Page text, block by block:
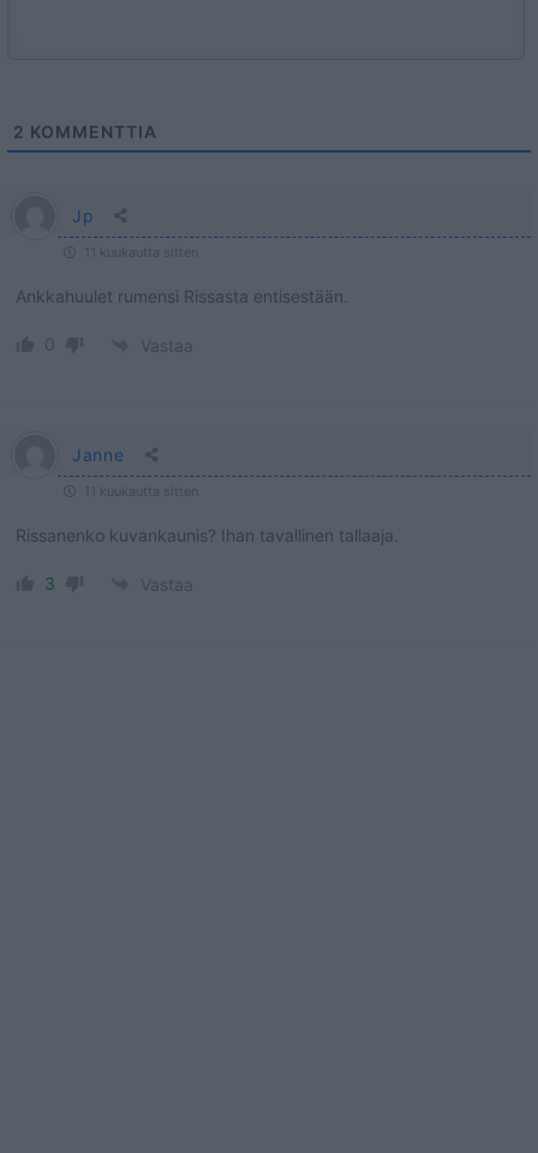
2 KOMMENTTIA
Jp
11 kuukautta sitten
Ankkahuulet rumensi Rissasta entisestään.
0 Vastaa
Janne
11 kuukautta sitten
Rissanenko kuvankaunis? Ihan tavallinen tallaaja.
3 Vastaa